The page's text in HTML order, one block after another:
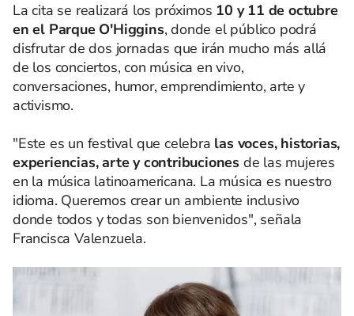
La cita se realizará los próximos 10 y 11 de octubre
en el Parque O'Higgins, donde el público podrá
disfrutar de dos jornadas que irán mucho más allá
de los conciertos, con música en vivo,
conversaciones, humor, emprendimiento, arte y
activismo.
"Este es un festival que celebra las voces, historias,
experiencias, arte y contribuciones de las mujeres
en la música latinoamericana. La música es nuestro
idioma. Queremos crear un ambiente inclusivo
donde todos y todas son bienvenidos", señala
Francisca Valenzuela.